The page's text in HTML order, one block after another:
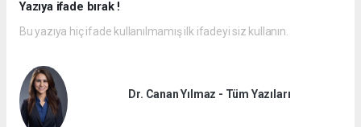
Yazıya ifade bırak !
Bu yazıya hiç ifade kullanılmamış ilk ifadeyi siz kullanın.
Dr. Canan Yılmaz - Tüm Yazıları